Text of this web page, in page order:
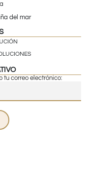
del mar
tu correo electrónico: